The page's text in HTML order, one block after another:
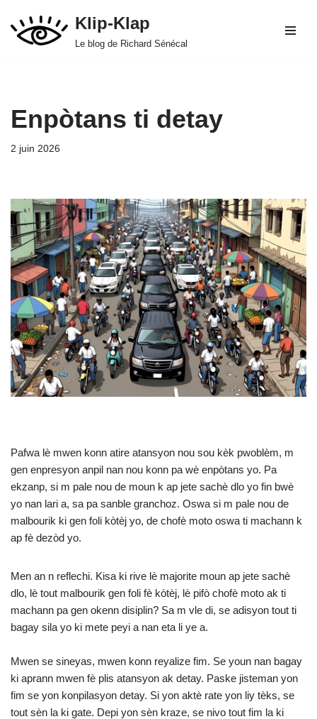
Aller
Klip-Klap
Le blog de Richard Sénécal
Enpòtans ti detay
2 juin 2026
Pafwa lè mwen konn atire atansyon nou sou kèk pwoblèm, m
gen enpresyon anpil nan nou konn pa wè enpòtans yo. Pa
ekzanp, si m pale nou de moun k ap jete sachè dlo yo fin bwè
yo nan lari a, sa pa sanble granchoz. Oswa si m pale nou de
malbourik ki gen foli kòtèj yo, de chofè moto oswa ti machann k
ap fè dezòd yo.
Men an n reflechi. Kisa ki rive lè majorite moun ap jete sachè
dlo, lè tout malbourik gen foli fè kòtèj, lè pifò chofè moto ak ti
machann pa gen okenn disiplin? Sa m vle di, se adisyon tout ti
bagay sila yo ki mete peyi a nan eta li ye a.
Mwen se sineyas, mwen konn reyalize fim. Se youn nan bagay
ki aprann mwen fè plis atansyon ak detay. Paske jisteman yon
fim se yon konpilasyon detay. Si yon aktè rate yon liy tèks, se
tout sèn la ki gate. Depi yon sèn kraze, se nivo tout fim la ki